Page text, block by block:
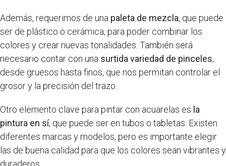
Además, requerimos de una paleta de mezcla, que puede
ser de plástico o cerámica, para poder combinar los
colores y crear nuevas tonalidades. También será
necesario contar con una surtida variedad de pinceles,
desde gruesos hasta finos, que nos permitan controlar el
grosor y la precisión del trazo.
Otro elemento clave para pintar con acuarelas es la
pintura en sí, que puede ser en tubos o tabletas. Existen
diferentes marcas y modelos, pero es importante elegir
las de buena calidad para que los colores sean vibrantes y
duraderos.